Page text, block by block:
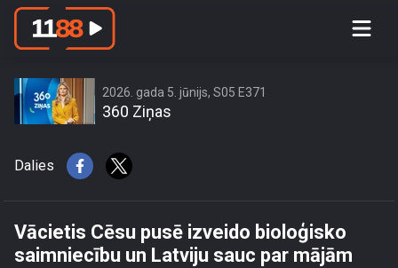
Vācietis Cēsu pusē izveido bioloģisko
2026. gada 5. jūnijs, S05 E371
360 Ziņas
Dalies
Vācietis Cēsu pusē izveido bioloģisko
saimniecību un Latviju sauc par mājām